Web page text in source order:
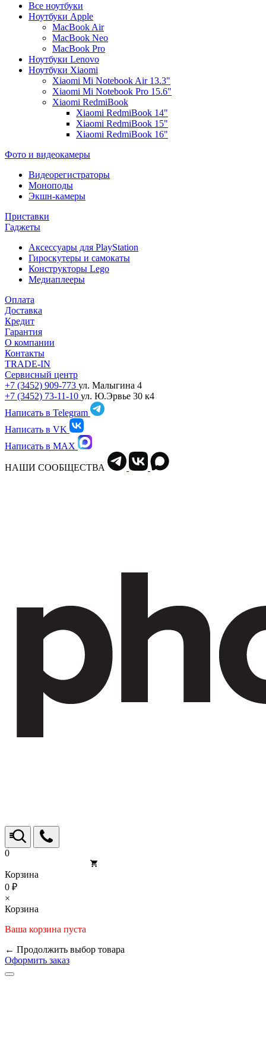
Все ноутбуки
Ноутбуки Apple
MacBook Air
MacBook Neo
MacBook Pro
Ноутбуки Lenovo
Ноутбуки Xiaomi
Xiaomi Mi Notebook Air 13.3"
Xiaomi Mi Notebook Pro 15.6"
Xiaomi RedmiBook
Xiaomi RedmiBook 14"
Xiaomi RedmiBook 15"
Xiaomi RedmiBook 16"
Фото и видеокамеры
Видеорегистраторы
Моноподы
Экшн-камеры
Приставки
Гаджеты
Аксессуары для PlayStation
Гироскутеры и самокаты
Конструкторы Lego
Медиаплееры
Оплата
Доставка
Кредит
Гарантия
О компании
Контакты
TRADE-IN
Сервисный центр
+7 (3452) 909-773 ул. Малыгина 4
+7 (3452) 73-11-10 ул. Ю.Эрвье 30 к4
Написать в Telegram
Написать в VK
Написать в MAX
НАШИ СООБЩЕСТВА
0
Корзина
0 ₽
×
Корзина
Ваша корзина пуста
← Продолжить выбор товара
Оформить заказ